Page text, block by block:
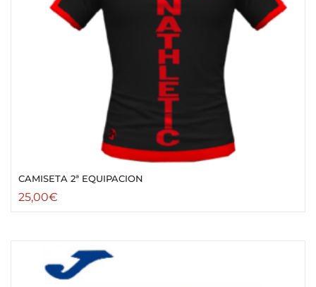
CAMISETA 2ª EQUIPACION
25,00€